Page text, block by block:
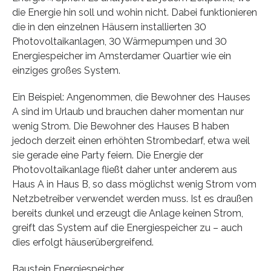
die Energie hin soll und wohin nicht. Dabei funktionieren
die in den einzelnen Häusern installierten 30
Photovoltaikanlagen, 30 Wärmepumpen und 30
Energiespeicher im Amsterdamer Quartier wie ein
einziges großes System.
Ein Beispiel: Angenommen, die Bewohner des Hauses
A sind im Urlaub und brauchen daher momentan nur
wenig Strom. Die Bewohner des Hauses B haben
jedoch derzeit einen erhöhten Strombedarf, etwa weil
sie gerade eine Party feiern. Die Energie der
Photovoltaikanlage fließt daher unter anderem aus
Haus A in Haus B, so dass möglichst wenig Strom vom
Netzbetreiber verwendet werden muss. Ist es draußen
bereits dunkel und erzeugt die Anlage keinen Strom,
greift das System auf die Energiespeicher zu – auch
dies erfolgt häuserübergreifend.